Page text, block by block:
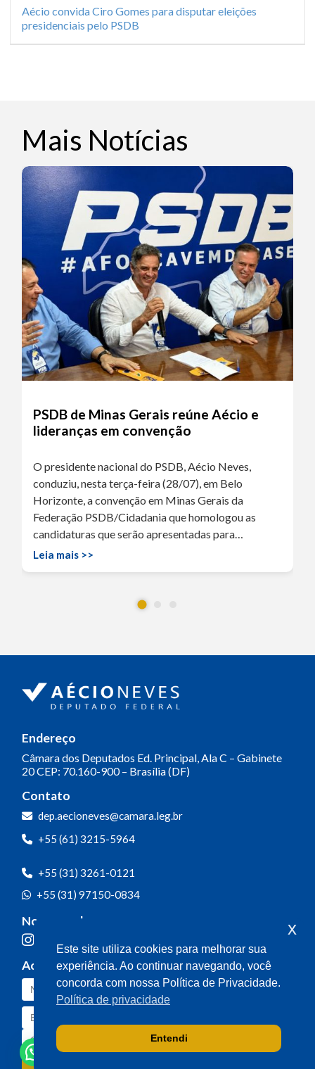
Aécio convida Ciro Gomes para disputar eleições
presidenciais pelo PSDB
Mais Notícias
PSDB de Minas Gerais reúne Aécio e
lideranças em convenção
O presidente nacional do PSDB, Aécio Neves,
conduziu, nesta terça-feira (28/07), em Belo
Horizonte, a convenção em Minas Gerais da
Federação PSDB/Cidadania que homologou as
candidaturas que serão apresentadas para…
Leia mais >>
Endereço
Câmara dos Deputados Ed. Principal, Ala C – Gabinete
20CEP: 70.160-900 – Brasília (DF)
Contato
dep.aecioneves@camara.leg.br
+55 (61) 3215-5964
+55 (31) 3261-0121
+55 (31) 97150-0834
Nossas redes
Acompanhe o meu mandato
Este site utiliza cookies para melhorar sua
experiência. Ao continuar navegando, você
concorda com nossa Política de Privacidade.
Política de privacidade
Entendi
x